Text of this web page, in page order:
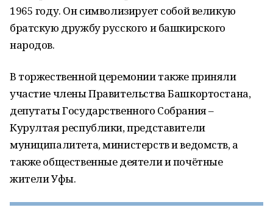
1965 году. Он символизирует собой великую
братскую дружбу русского и башкирского
народов.
В торжественной церемонии также приняли
участие члены Правительства Башкортостана,
депутаты Государственного Собрания –
Курултая республики, представители
муниципалитета, министерств и ведомств, а
также общественные деятели и почётные
жители Уфы.